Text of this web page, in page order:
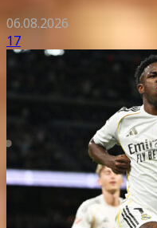
06.08.2026
17